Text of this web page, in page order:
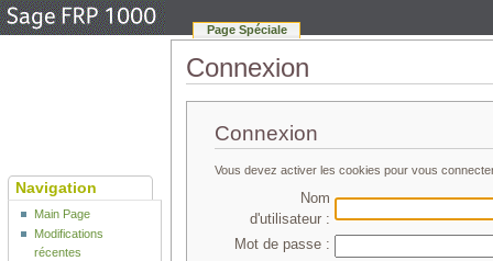
Connexion
Connexion
Vous devez activer les cookies pour vous
Nom
d'utilisateur :
Mot de passe :
Page Spéciale
Navigation
Main Page
Modifications
récentes